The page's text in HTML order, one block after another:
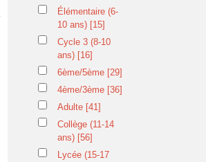
Élémentaire (6-
10 ans) [15]
Cycle 3 (8-10
ans) [16]
6ème/5ème [29]
4ème/3ème [36]
Adulte [41]
Collège (11-14
ans) [56]
Lycée (15-17